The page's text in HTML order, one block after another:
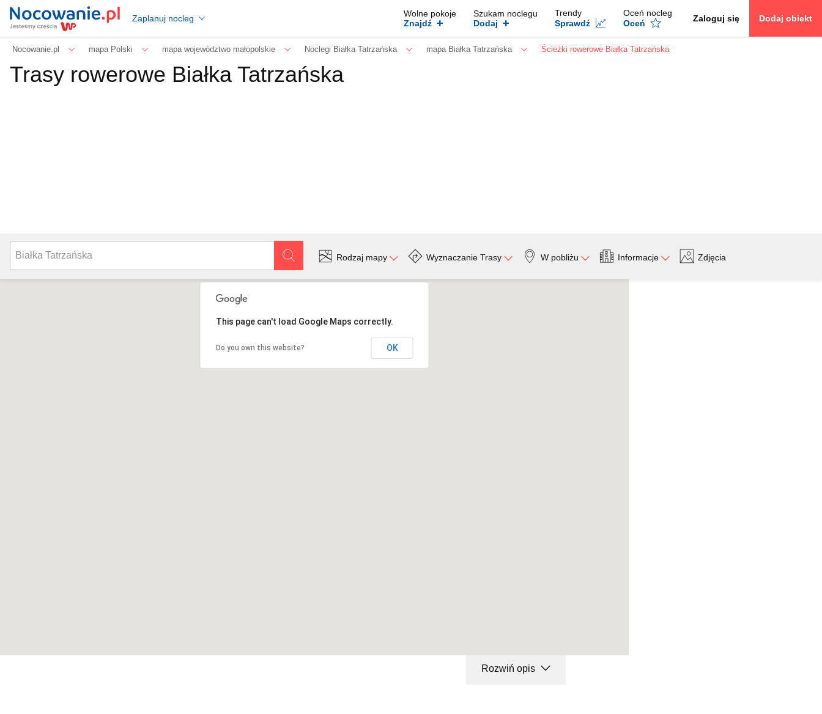
Zaplanuj nocleg
Wolne pokoje
Znajdź +
Szukam noclegu
Dodaj +
Trendy
Sprawdź
Oceń nocleg
Oceń
Zaloguj się Dodaj obiekt
Nocowanie.pl mapa Polski mapa województwo małopolskie Noclegi Białka Tatrzańska mapa Białka Tatrzańska Ścieżki rowerowe Białka Tatrzańska
Trasy rowerowe Białka Tatrzańska
Rodzaj mapy Wyznaczanie Trasy W pobliżu Informacje Zdjęcia
This page can't load Google Maps correctly.
Do you own this website? OK
Rozwiń opis